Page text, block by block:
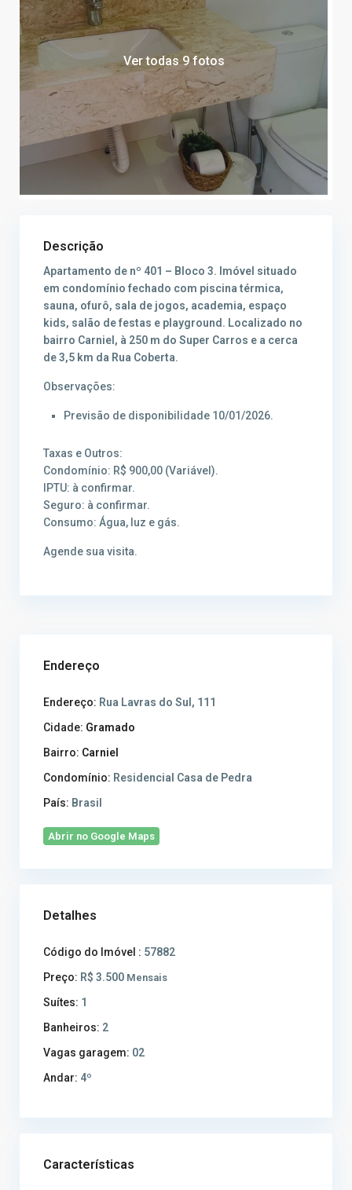
Ver todas 9 fotos
Descrição
Apartamento de nº 401 – Bloco 3. Imóvel situado
em condomínio fechado com piscina térmica,
sauna, ofurô, sala de jogos, academia, espaço
kids, salão de festas e playground. Localizado no
bairro Carniel, à 250 m do Super Carros e a cerca
de 3,5 km da Rua Coberta.
Observações:
Previsão de disponibilidade 10/01/2026.
Taxas e Outros:
Condomínio: R$ 900,00 (Variável).
IPTU: à confirmar.
Seguro: à confirmar.
Consumo: Água, luz e gás.
Agende sua visita.
Endereço
Endereço: Rua Lavras do Sul, 111
Cidade: Gramado
Bairro: Carniel
Condomínio: Residencial Casa de Pedra
País: Brasil
Abrir no Google Maps
Detalhes
Código do Imóvel : 57882
Preço: R$ 3.500 Mensais
Suítes: 1
Banheiros: 2
Vagas garagem: 02
Andar: 4º
Características